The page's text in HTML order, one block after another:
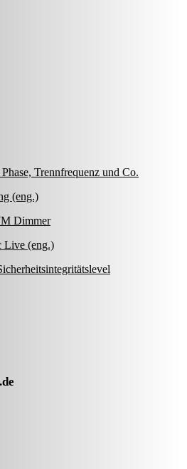
Trennfrequenz und Co.
(eng.)
Dimmer
Live (eng.)